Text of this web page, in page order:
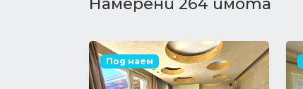
Намерени 264 имота
Под наем